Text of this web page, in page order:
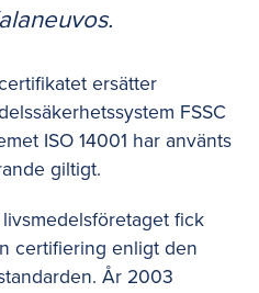
ersätter
FSSC
ISO 14001 har använts
giltigt.
fick
certifiering enligt den
År 2003